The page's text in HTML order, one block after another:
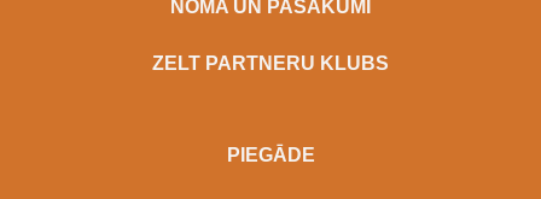
NOMA UN PASĀKUMI
ZELT PARTNERU KLUBS
PIEGĀDE